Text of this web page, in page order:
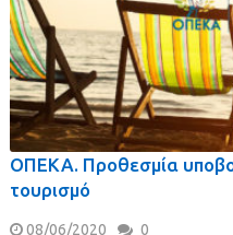
ΟΠΕΚΑ. Προθεσμία
τουρισμό
08/06/2020 0